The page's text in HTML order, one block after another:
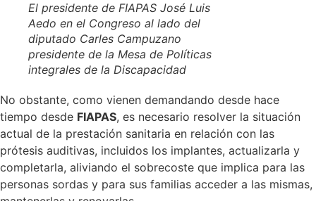
El presidente de FIAPAS José Luis
Aedo en el Congreso al lado del
diputado Carles Campuzano
presidente de la Mesa de Políticas
integrales de la Discapacidad
No obstante, como vienen demandando desde hace
tiempo desde FIAPAS, es necesario resolver la situación
actual de la prestación sanitaria en relación con las
prótesis auditivas, incluidos los implantes, actualizarla y
completarla, aliviando el sobrecoste que implica para las
personas sordas y para sus familias acceder a las mismas,